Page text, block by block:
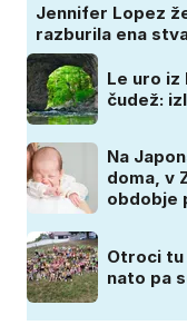
Jennifer Lopez
razburila ena
Le uro iz
čudež:
Na
doma, v
obdobje
Otroci
nato pa